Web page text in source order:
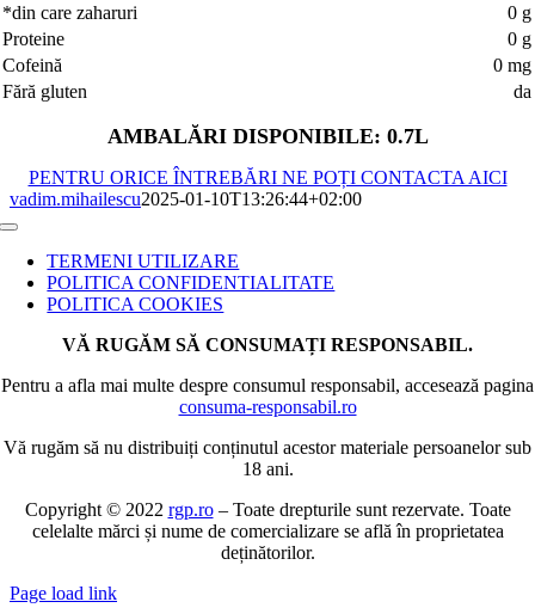
*din care zaharuri
0 g
Proteine
0 g
Cofeină
0 mg
Fără gluten
da
AMBALĂRI DISPONIBILE: 0.7L
PENTRU ORICE ÎNTREBĂRI NE POȚI CONTACTA AICI
vadim.mihailescu2025-01-10T13:26:44+02:00
Toggle
NavigationTERMENI UTILIZARE
POLITICA CONFIDENTIALITATE
POLITICA COOKIES
VĂ RUGĂM SĂ CONSUMAȚI RESPONSABIL.
Pentru a afla mai multe despre consumul responsabil, accesează pagina
consuma-responsabil.ro
Vă rugăm să nu distribuiți conținutul acestor materiale persoanelor sub
18 ani.
Copyright © 2022 rgp.ro– Toate drepturile sunt rezervate. Toate
celelalte mărci și nume de comercializare se află în proprietatea
deținătorilor.
Page load link